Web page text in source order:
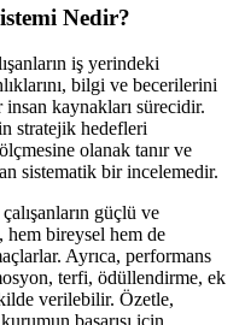
Nedir?
iş yerindeki
bilgi ve becerilerini
kaynakları sürecidir.
stratejik hedefleri
olanak tanır ve
sistematik bir incelemedir.
güçlü ve
hem bireysel hem de
Ayrıca, performans
terfi, ödüllendirme, ek
verilebilir. Özetle,